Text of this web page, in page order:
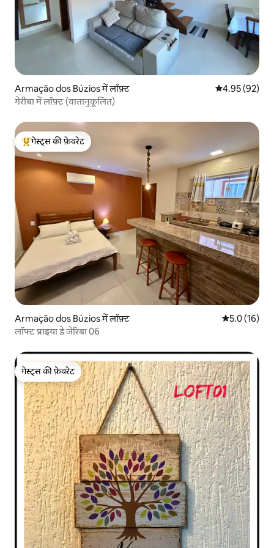
Armação dos Búzios में लॉफ़्ट औसत रेटिंग 5 में
4.95 (92)
गेरीबा में लॉफ़्ट (वातानुकूलित)
गेस्ट्स का टॉप फ़ेवरेट
गेस्ट्स की फ़ेवरेट
Armação dos Búzios में लॉफ़्ट औसत रेटिंग 5
5.0 (16)
लॉफ्ट प्राइया डे जेरिबा 06
गेस्ट्स की फ़ेवरेट
गेस्ट्स की फ़ेवरेट